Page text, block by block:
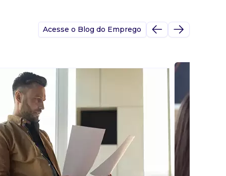
Acesse o Blog do Emprego